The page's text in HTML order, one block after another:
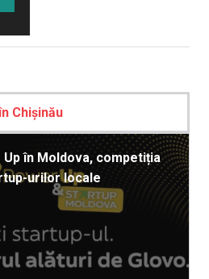
Chișinău
în Moldova, competiția
urilor locale